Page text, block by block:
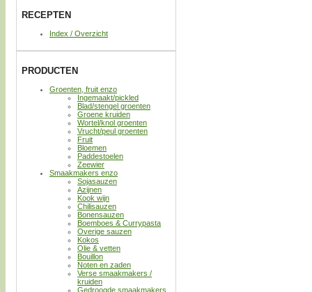
RECEPTEN
Index / Overzicht
PRODUCTEN
Groenten, fruit enzo
Ingemaakt/pickled
Blad/stengel groenten
Groene kruiden
Wortel/knol groenten
Vrucht/peul groenten
Fruit
Bloemen
Paddestoelen
Zeewier
Smaakmakers enzo
Sojasauzen
Azijnen
Kook wijn
Chilisauzen
Bonensauzen
Boemboes & Currypasta
Overige sauzen
Kokos
Olie & vetten
Bouillon
Noten en zaden
Verse smaakmakers /
kruiden
Gedroogde smaakmakers